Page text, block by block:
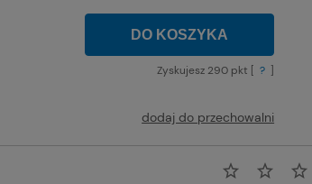
DO KOSZYKA
Zyskujesz 290 pkt [ ? ]
dodaj do przechowalni